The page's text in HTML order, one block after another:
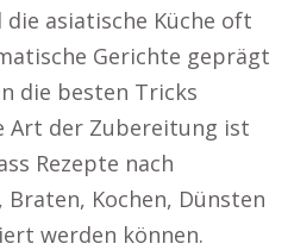
asiatische Küche oft
Gerichte geprägt
die besten Tricks
Art der Zubereitung ist
Rezepte nach
Braten, Kochen, Dünsten
werden können.